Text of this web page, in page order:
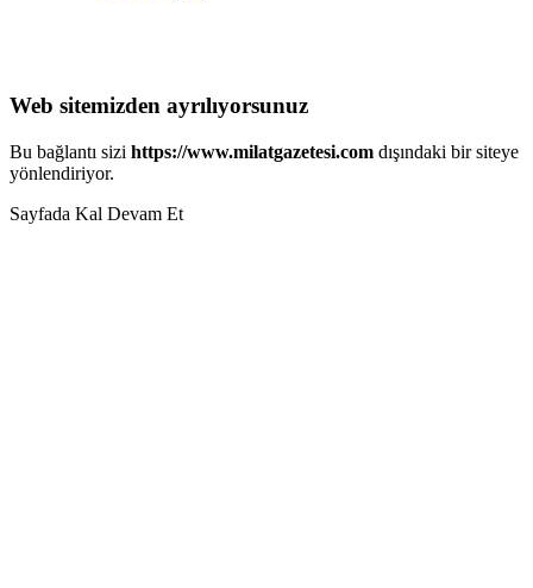
Web sitemizden ayrılıyorsunuz
Bu bağlantı sizi https://www.milatgazetesi.com dışındaki bir siteye
yönlendiriyor.
Sayfada Kal Devam Et